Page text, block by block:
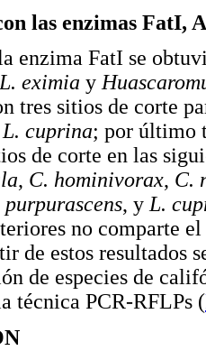
las enzimas FatI,
enzima FatI se
eximia y
tres sitios de corte
L. cuprina; por último
de corte en las
, C. hominivorax, C.
purpurascens, yL.
no comparte
de estos resultados
de especies de
técnica PCR-RFLPs (